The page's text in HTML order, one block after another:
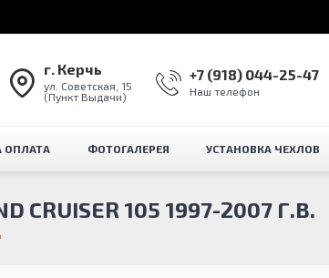
г. Керчь
ул. Советская, 15
(Пункт Выдачи)
+7 (918) 044-25-47
Наш телефон
ОПЛАТА ФОТОГАЛЕРЕЯ УСТАНОВКА ЧЕХЛОВ
105 1997-2007 Г.В.